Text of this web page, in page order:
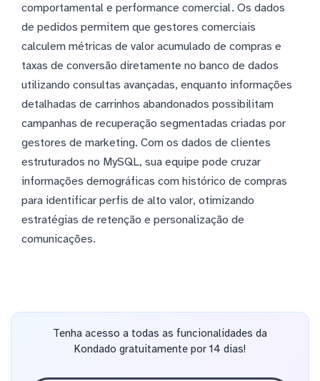
comportamental e performance comercial. Os dados
de pedidos permitem que gestores comerciais
calculem métricas de valor acumulado de compras e
taxas de conversão diretamente no banco de dados
utilizando consultas avançadas, enquanto informações
detalhadas de carrinhos abandonados possibilitam
campanhas de recuperação segmentadas criadas por
gestores de marketing. Com os dados de clientes
estruturados no MySQL, sua equipe pode cruzar
informações demográficas com histórico de compras
para identificar perfis de alto valor, otimizando
estratégias de retenção e personalização de
comunicações.
Tenha acesso a todas as funcionalidades da
Kondado gratuitamente por 14 dias!